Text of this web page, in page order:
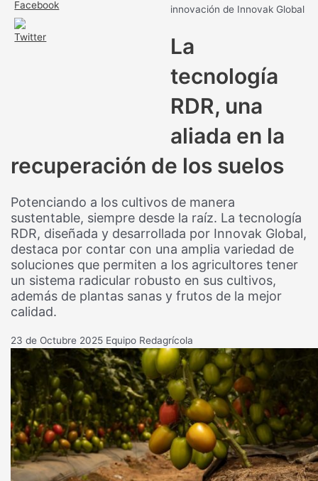
innovación de Innovak Global
La
tecnología
RDR, una
aliada en la
recuperación de los suelos
Potenciando a los cultivos de manera
sustentable, siempre desde la raíz. La tecnología
RDR, diseñada y desarrollada por Innovak Global,
destaca por contar con una amplia variedad de
soluciones que permiten a los agricultores tener
un sistema radicular robusto en sus cultivos,
además de plantas sanas y frutos de la mejor
calidad.
23 de Octubre 2025 Equipo Redagrícola